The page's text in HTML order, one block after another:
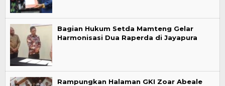
Bagian Hukum Setda Mamteng Gelar
Harmonisasi Dua Raperda di Jayapura
Rampungkan Halaman GKI Zoar Abeale